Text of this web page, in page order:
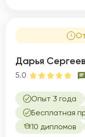
Дарья
5.0
Опыт 3 года
Бесплатная
10 дипломов